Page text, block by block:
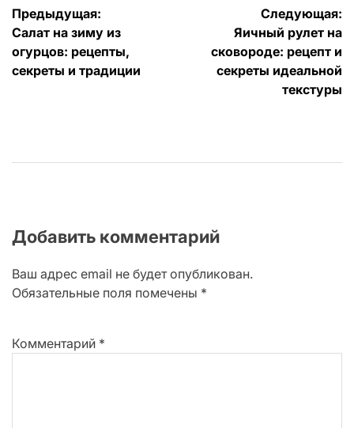
Навигация
по
записям
Предыдущая:
Салат на зиму из
огурцов: рецепты,
секреты и традиции
Следующая:
Яичный рулет на
сковороде: рецепт и
секреты идеальной
текстуры
Добавить комментарий
Ваш адрес email не будет опубликован.
Обязательные поля помечены *
Комментарий *